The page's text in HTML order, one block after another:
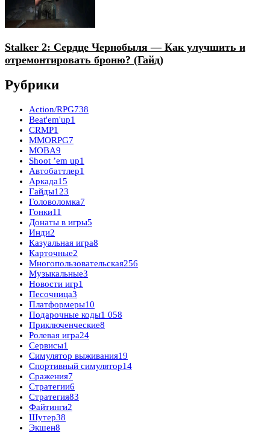
Stalker 2: Сердце Чернобыля — Как улучшить и
отремонтировать броню? (Гайд)
Рубрики
Action/RPG738
Beat'em'up1
CRMP1
MMORPG7
MOBA9
Shoot ’em up1
Автобаттлер1
Аркада15
Гайды123
Головоломка7
Гонки11
Донаты в игры5
Инди2
Казуальная игра8
Карточные2
Многопользовательская256
Музыкальные3
Новости игр1
Песочница3
Платформеры10
Подарочные коды1 058
Приключенческие8
Ролевая игра24
Сервисы1
Симулятор выживания19
Спортивный симулятор14
Сражения7
Стратегии6
Стратегия83
Файтинги2
Шутер38
Экшен8